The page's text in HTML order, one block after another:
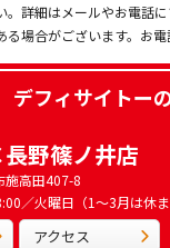
。詳細はメールやお電話
場合がございます。お
デフィサイトー
野篠ノ井店
施高田407-8
／火曜日（1～3月は休ま
アクセス